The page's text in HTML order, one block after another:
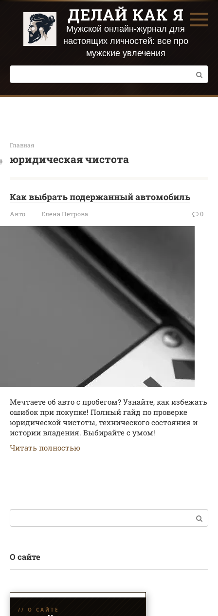
Перейти
контенту
ДЕЛАЙ КАК Я
Мужской онлайн-журнал для
настоящих личностей: все про
мужские увлечения
Поиск:
Главная
юридическая чистота
Как выбрать подержанный автомобиль
Авто Елена Петрова 0
Мечтаете об авто с пробегом? Узнайте, как избежать
ошибок при покупке! Полный гайд по проверке
юридической чистоты, технического состояния и
истории владения. Выбирайте с умом!
Читать полностью
Поиск:
О сайте
// О САЙТЕ